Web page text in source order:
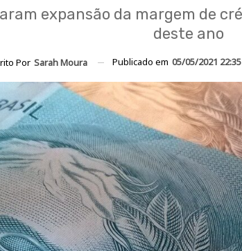
expansão da margem de
deste ano
Por Sarah Moura Publicado em 05/05/2021 22:35